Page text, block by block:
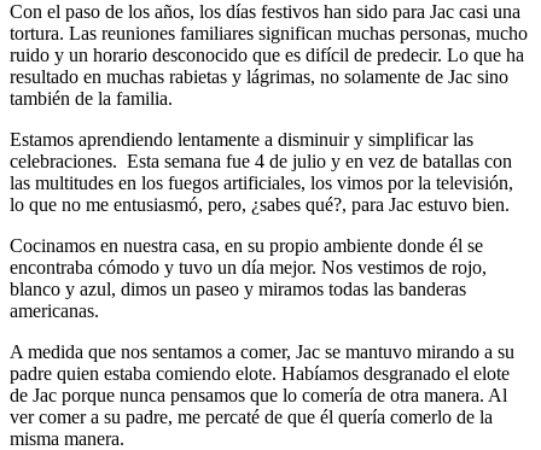
Con el paso de los años, los días festivos han sido para Jac casi una
tortura. Las reuniones familiares significan muchas personas, mucho
ruido y un horario desconocido que es difícil de predecir. Lo que ha
resultado en muchas rabietas y lágrimas, no solamente de Jac sino
también de la familia.
Estamos aprendiendo lentamente a disminuir y simplificar las
celebraciones. Esta semana fue 4 de julio y en vez de batallas con
las multitudes en los fuegos artificiales, los vimos por la televisión,
lo que no me entusiasmó, pero, ¿sabes qué?, para Jac estuvo bien.
Cocinamos en nuestra casa, en su propio ambiente donde él se
encontraba cómodo y tuvo un día mejor. Nos vestimos de rojo,
blanco y azul, dimos un paseo y miramos todas las banderas
americanas.
A medida que nos sentamos a comer, Jac se mantuvo mirando a su
padre quien estaba comiendo elote. Habíamos desgranado el elote
de Jac porque nunca pensamos que lo comería de otra manera. Al
ver comer a su padre, me percaté de que él quería comerlo de la
misma manera.